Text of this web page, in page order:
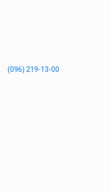
(096) 219-13-00